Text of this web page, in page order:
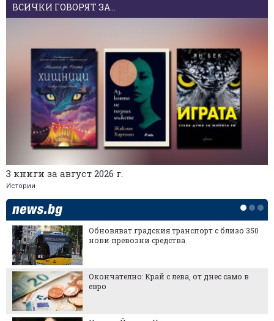
ВСИЧКИ ГОВОРЯТ ЗА...
3 книги за август 2026 г.
Истории
Обновяват градския транспорт с близо 350
нови превозни средства
Окончателно: Край с лева, от днес само в
евро